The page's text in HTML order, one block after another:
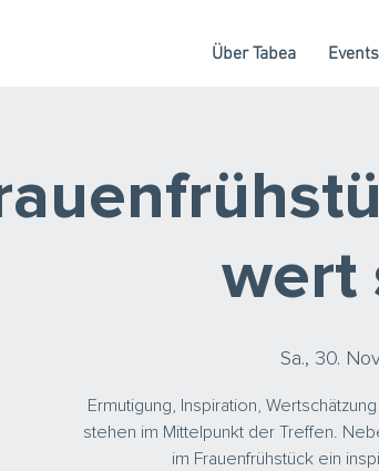
Über Tabea Events
wert
Sa., 30.
Ermutigung, Inspiration,
stehen im Mittelpunkt der Treffen.
im Frauenfrühstück ein